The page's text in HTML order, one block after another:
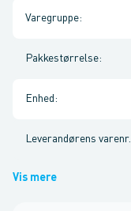
Varegruppe:
Pakkestørrelse:
Enhed :
Leverandørens varenr.
Vis mere